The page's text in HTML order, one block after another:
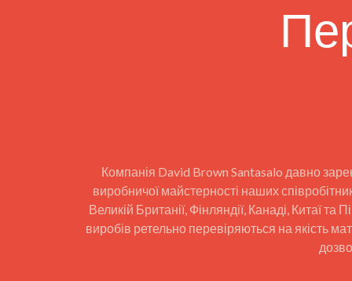
Компанія David Brown Santasalo давно
виробничої майстерності наших
Великій Британії, Фінляндії, Канаді, Китаї
виробів ретельно перевіряються на якість